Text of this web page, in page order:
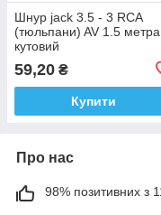
Шнур jack 3.5 - 3 RCA
(тюльпани) AV 1.5 метра
кутовий
59,20 ₴
Купити
Про нас
98% позитивних з